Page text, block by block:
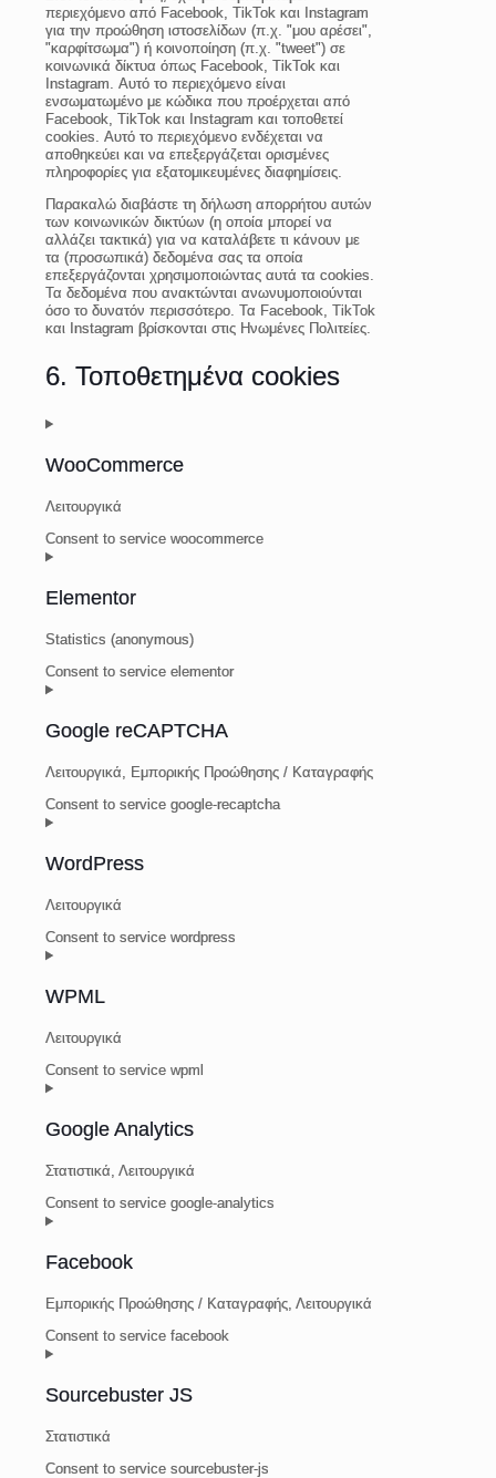
περιεχόμενο από Facebook, TikTok και Instagram
για την προώθηση ιστοσελίδων (π.χ. "μου αρέσει",
"καρφίτσωμα") ή κοινοποίηση (π.χ. "tweet") σε
κοινωνικά δίκτυα όπως Facebook, TikTok και
Instagram. Αυτό το περιεχόμενο είναι
ενσωματωμένο με κώδικα που προέρχεται από
Facebook, TikTok και Instagram και τοποθετεί
cookies. Αυτό το περιεχόμενο ενδέχεται να
αποθηκεύει και να επεξεργάζεται ορισμένες
πληροφορίες για εξατομικευμένες διαφημίσεις.
Παρακαλώ διαβάστε τη δήλωση απορρήτου αυτών
των κοινωνικών δικτύων (η οποία μπορεί να
αλλάζει τακτικά) για να καταλάβετε τι κάνουν με
τα (προσωπικά) δεδομένα σας τα οποία
επεξεργάζονται χρησιμοποιώντας αυτά τα cookies.
Τα δεδομένα που ανακτώνται ανωνυμοποιούνται
όσο το δυνατόν περισσότερο. Τα Facebook, TikTok
και Instagram βρίσκονται στις Ηνωμένες Πολιτείες.
6. Τοποθετημένα cookies
WooCommerce
Λειτουργικά
Consent to service woocommerce
Elementor
Statistics (anonymous)
Consent to service elementor
Google reCAPTCHA
Λειτουργικά, Εμπορικής Προώθησης / Καταγραφής
Consent to service google-recaptcha
WordPress
Λειτουργικά
Consent to service wordpress
WPML
Λειτουργικά
Consent to service wpml
Google Analytics
Στατιστικά, Λειτουργικά
Consent to service google-analytics
Facebook
Εμπορικής Προώθησης / Καταγραφής, Λειτουργικά
Consent to service facebook
Sourcebuster JS
Στατιστικά
Consent to service sourcebuster-js